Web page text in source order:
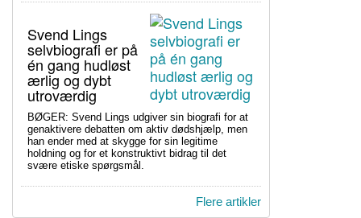
Svend Lings
selvbiografi er på
én gang hudløst
ærlig og dybt
utroværdig
BØGER: Svend Lings udgiver sin biografi for at
genaktivere debatten om aktiv dødshjælp, men
han ender med at skygge for sin legitime
holdning og for et konstruktivt bidrag til det
svære etiske spørgsmål.
Flere artikler